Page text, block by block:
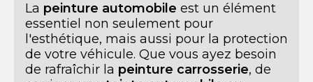
La peinture automobile est un élément
essentiel non seulement pour
l'esthétique, mais aussi pour la protection
de votre véhicule. Que vous ayez besoin
de rafraîchir la peinture carrosserie, de